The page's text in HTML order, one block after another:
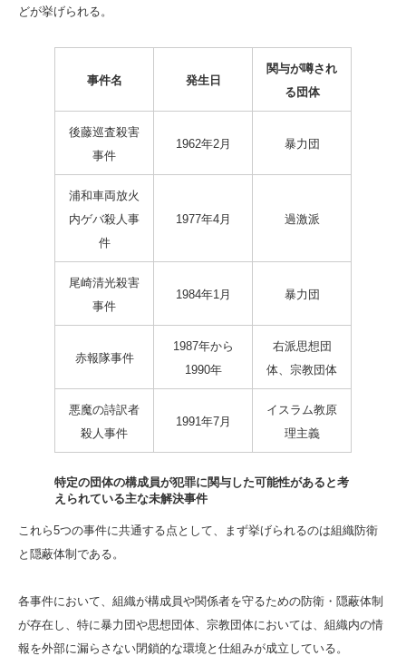
どが挙げられる。
事件名 発生日
関与が噂され
る団体
後藤巡査殺害
事件
1962年2月 暴力団
浦和車両放火
内ゲバ殺人事
件
1977年4月 過激派
尾崎清光殺害
事件
1984年1月 暴力団
赤報隊事件
1987年から
1990年
右派思想団
体、宗教団体
悪魔の詩訳者
殺人事件
1991年7月
イスラム教原
理主義
特定の団体の構成員が犯罪に関与した可能性があると考
えられている主な未解決事件
これら5つの事件に共通する点として、まず挙げられるのは組織防衛
と隠蔽体制である。
各事件において、組織が構成員や関係者を守るための防衛・隠蔽体制
が存在し、特に暴力団や思想団体、宗教団体においては、組織内の情
報を外部に漏らさない閉鎖的な環境と仕組みが成立している。